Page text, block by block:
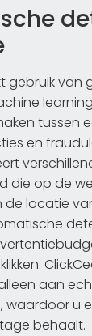
gebruik van
tussen
en
die op de
locatie
aan
waardoor u
behaalt.